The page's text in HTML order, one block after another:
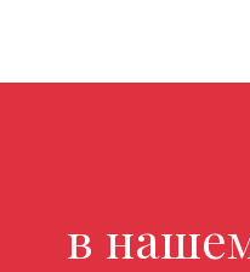
в нашем